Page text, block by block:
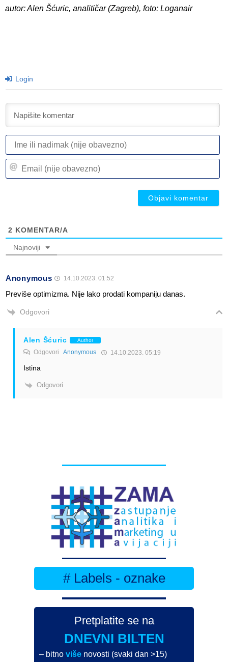
autor: Alen Šćuric, analitičar (Zagreb), foto: Loganair
Login
2 KOMENTAR/A
Najnoviji
Anonymous 14.10.2023. 01:52
Previše optimizma. Nije lako prodati kompaniju danas.
Odgovori
Alen Šćuric Author
Odgovori Anonymous 14.10.2023. 05:19
Istina
Odgovori
# Labels - oznake
Pretplatite se na
DNEVNI BILTEN
– bitnoviše novosti (svaki dan >15)